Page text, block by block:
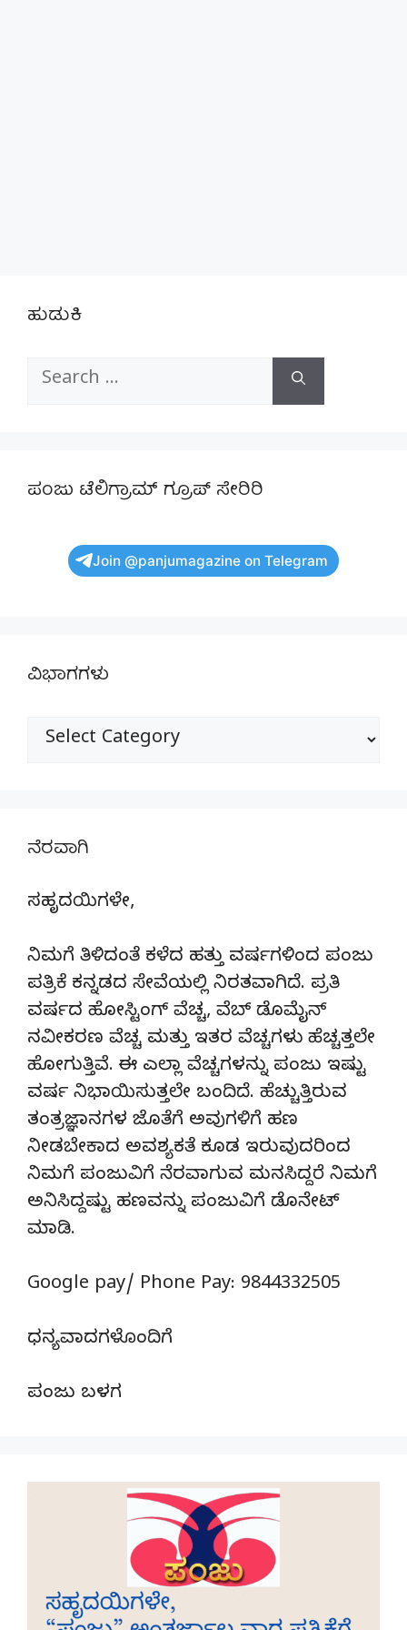
ಹುಡುಕಿ
Search
ಪಂಜು ಟೆಲಿಗ್ರಾಮ್ ಗ್ರೂಪ್ ಸೇರಿರಿ
Join @panjumagazine on Telegram
ವಿಭಾಗಗಳು
ವಿಭಾಗಗಳು
ನೆರವಾಗಿ
ಸಹೃದಯಿಗಳೇ,
ನಿಮಗೆ ತಿಳಿದಂತೆ ಕಳೆದ ಹತ್ತು ವರ್ಷಗಳಿಂದ ಪಂಜು
ಪತ್ರಿಕೆ ಕನ್ನಡದ ಸೇವೆಯಲ್ಲಿ ನಿರತವಾಗಿದೆ. ಪ್ರತಿ
ವರ್ಷದ ಹೋಸ್ಟಿಂಗ್‌ ವೆಚ್ಚ, ವೆಬ್‌ ಡೊಮೈನ್‌
ನವೀಕರಣ ವೆಚ್ಚ ಮತ್ತು ಇತರ ವೆಚ್ಚಗಳು ಹೆಚ್ಚತ್ತಲೇ
ಹೋಗುತ್ತಿವೆ. ಈ ಎಲ್ಲಾ ವೆಚ್ಚಗಳನ್ನು ಪಂಜು ಇಷ್ಟು
ವರ್ಷ ನಿಭಾಯಿಸುತ್ತಲೇ ಬಂದಿದೆ. ಹೆಚ್ಚುತ್ತಿರುವ
ತಂತ್ರಜ್ಞಾನಗಳ ಜೊತೆಗೆ ಅವುಗಳಿಗೆ ಹಣ
ನೀಡಬೇಕಾದ ಅವಶ್ಯಕತೆ ಕೂಡ ಇರುವುದರಿಂದ
ನಿಮಗೆ ಪಂಜುವಿಗೆ ನೆರವಾಗುವ ಮನಸಿದ್ದರೆ ನಿಮಗೆ
ಅನಿಸಿದ್ದಷ್ಟು ಹಣವನ್ನು ಪಂಜುವಿಗೆ ಡೊನೇಟ್‌
ಮಾಡಿ.
Google pay/ Phone Pay: 9844332505
ಧನ್ಯವಾದಗಳೊಂದಿಗೆ
ಪಂಜು ಬಳಗ